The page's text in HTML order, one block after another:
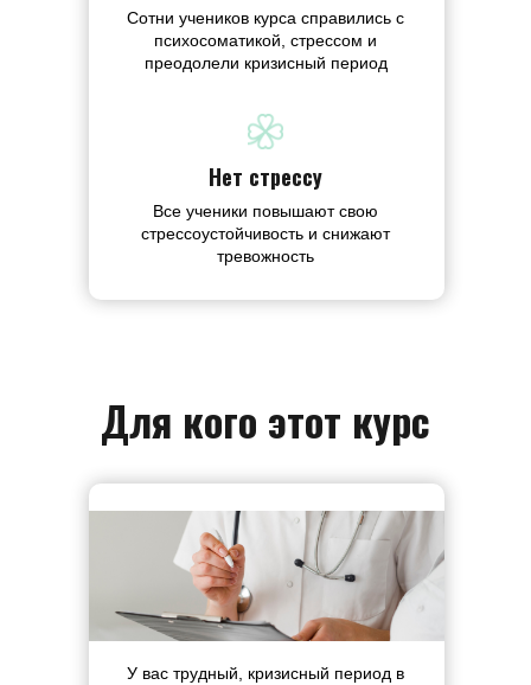
Сотни учеников курса справились с
психосоматикой, стрессом и
преодолели кризисный период
Все ученики повышают свою
стрессоустойчивость и снижают
тревожность
Нет стрессу
У вас трудный, кризисный период в
Для кого этот курс